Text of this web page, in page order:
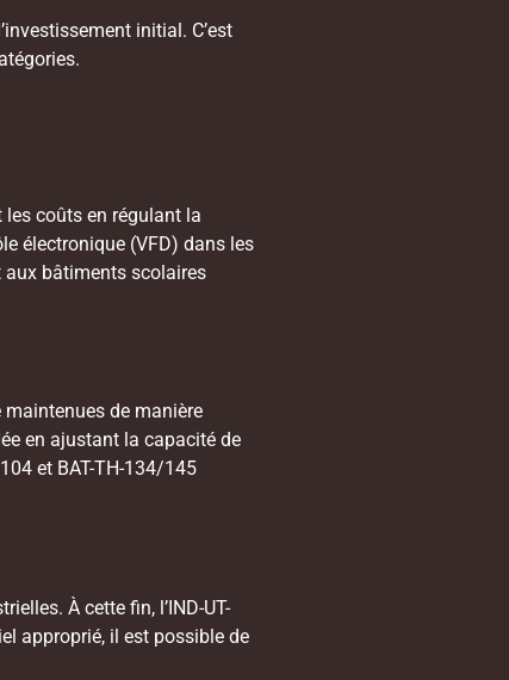
initial. C’est
les coûts en régulant la
électronique (VFD) dans les
aux bâtiments scolaires
de manière
en ajustant la capacité de
et BAT-TH-134/145
À cette fin, l’IND-UT-
approprié, il est possible de